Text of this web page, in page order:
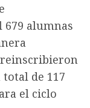
alumnas
de 117
el ciclo